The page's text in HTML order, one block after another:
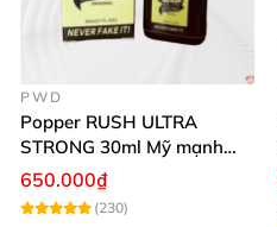
PWD
Popper RUSH ULTRA
STRONG 30ml Mỹ mạnh
nhất kích thích cực phê
650.000₫
(230)